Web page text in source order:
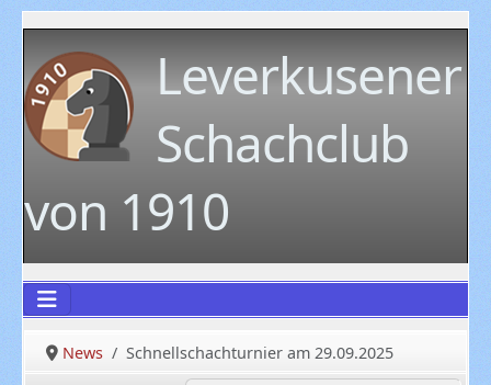
Leverkusener
Schachclub
von 1910
News Schnellschachturnier am 29.09.2025